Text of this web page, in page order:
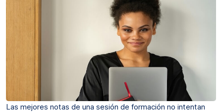
Las mejores notas de una sesión de formación no intentan